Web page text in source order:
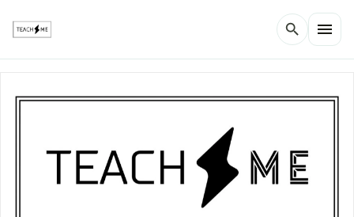
search menu